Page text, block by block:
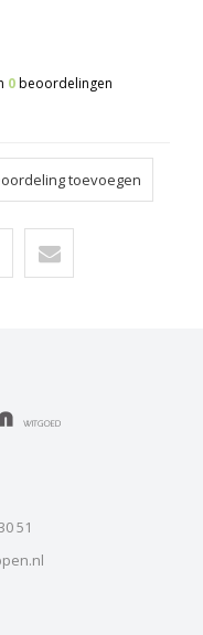
0beoordelingen
toevoegen
51